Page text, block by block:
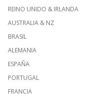
REINO UNIDO & IRLANDA
AUSTRALIA & NZ
BRASIL
ALEMANIA
ESPAÑA
PORTUGAL
FRANCIA